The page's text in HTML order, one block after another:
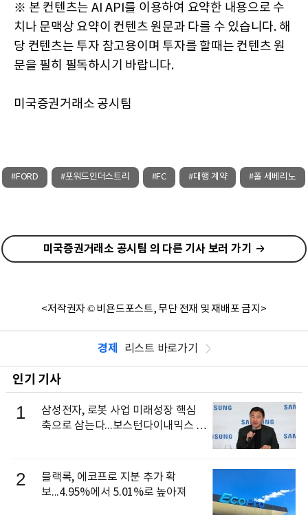
※ 본 컨텐츠는 AI API를 이용하여 요약한 내용으로 수
치나 문맥상 요약이 컨텐츠 원문과 다를 수 있습니다. 해
당 컨텐츠는 투자 참고용이며 투자를 할때는 컨텐츠 원
문을 필히 필독하시기 바랍니다.
미국증권거래소 공시팀
#FORD #포워드인더스트리 #FC #대행 계약 #폴 세베리노
미국증권거래소 공시팀 의 다른 기사 보러 가기
<저작권자 © 비욘드포스트, 무단 전재 및 재배포 금지>
경제 리스트 바로가기
인기 기사
1
삼성전자, 로봇 사업 미래성장 핵심
축으로 삼는다...보스턴다이내믹스 출
2
블랙록, 에코프로 지분 추가 확
보...4.95%에서 5.01%로 높아져